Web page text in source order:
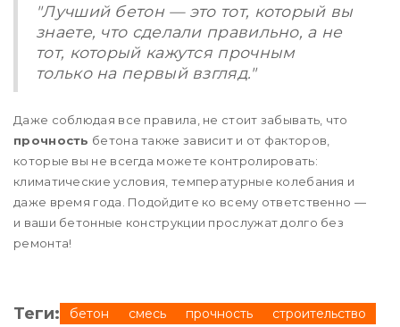
"Лучший бетон — это тот, который вы
знаете, что сделали правильно, а не
тот, который кажутся прочным
только на первый взгляд."
Даже соблюдая все правила, не стоит забывать, что
прочность бетона также зависит и от факторов,
которые вы не всегда можете контролировать:
климатические условия, температурные колебания и
даже время года. Подойдите ко всему ответственно —
и ваши бетонные конструкции прослужат долго без
ремонта!
Теги: бетон смесь прочность строительство